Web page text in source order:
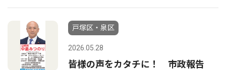
戸塚区・泉区
2026.05.28
皆様の声をカタチに！ 市政報告